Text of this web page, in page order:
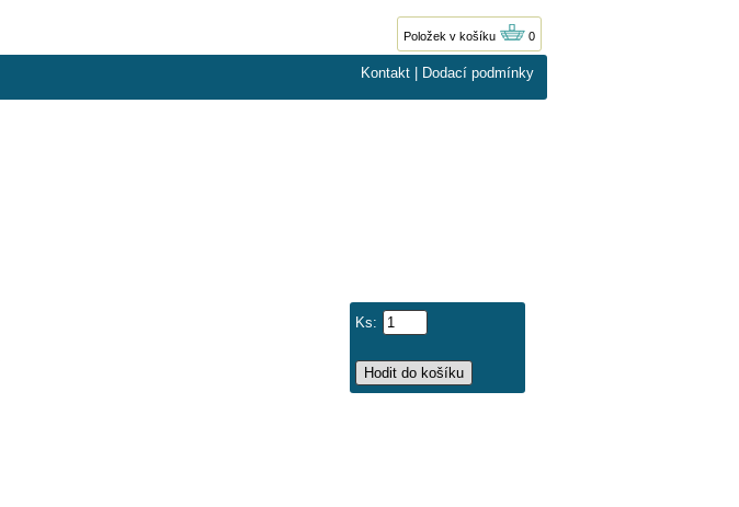
Položek v košíku 0
Kontakt Dodací podmínky
Ks: